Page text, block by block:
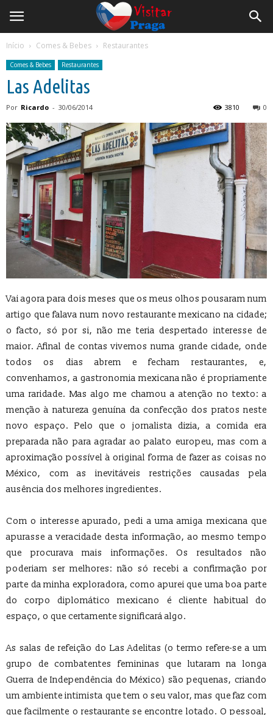
Início Comes & Bebes Restaurantes
Comes & Bebes Restaurantes
Las Adelitas
Por Ricardo - 30/06/2014 0
3810
Vai agora para dois meses que os meus olhos pousaram num
artigo que falava num novo restaurante mexicano na cidade;
o facto, só por si, não me teria despertado interesse de
maior. Afinal de contas vivemos numa grande cidade, onde
todos os dias abrem e fecham restaurantes, e,
convenhamos, a gastronomia mexicana não é propriamente
uma raridade. Mas algo me chamou a atenção no texto: a
menção à natureza genuína da confecção dos pratos neste
novo espaço. Pelo que o jornalista dizia, a comida era
preparada não para agradar ao palato europeu, mas com a
aproximação possível à original forma de fazer as coisas no
México, com as inevitáveis restrições causadas pela
ausência dos melhores ingredientes.
Com o interesse apurado, pedi a uma amiga mexicana que
apurasse a veracidade desta informação, ao mesmo tempo
que procurava mais informações. Os resultados não
poderiam ser melhores: não só recebi a confirmação por
parte da minha exploradora, como apurei que uma boa parte
do corpo diplomático mexicano é cliente habitual do
espaço, o que certamente significará algo.
As salas de refeição do Las Adelitas (o termo refere-se a um
grupo de combatentes femininas que lutaram na longa
Guerra de Independência do México) são pequenas, criando
um ambiente intimista que tem o seu valor, mas que faz com
que facilmente o restaurante se encontre lotado. O pessoal,